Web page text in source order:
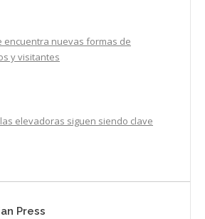
encuentra nuevas formas de
y visitantes
elevadoras siguen siendo clave
Press